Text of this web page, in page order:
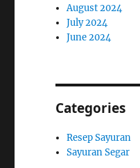
August 2024
July 2024
June 2024
Categories
Resep Sayuran
Sayuran Segar